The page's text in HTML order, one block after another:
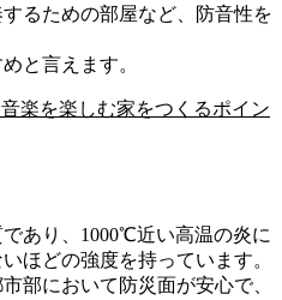
るための部屋など、防音性を
と言えます。
楽を楽しむ家をつくるポイン
あり、1000℃近い高温の炎に
ほどの強度を持っています。
部において防災面が安心で、